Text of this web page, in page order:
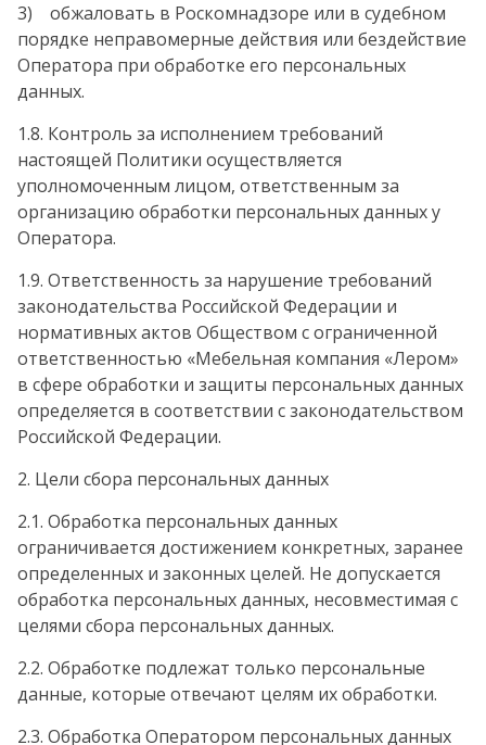
3) обжаловать в Роскомнадзоре или в судебном
порядке неправомерные действия или бездействие
Оператора при обработке его персональных
данных.
1.8. Контроль за исполнением требований
настоящей Политики осуществляется
уполномоченным лицом, ответственным за
организацию обработки персональных данных у
Оператора.
1.9. Ответственность за нарушение требований
законодательства Российской Федерации и
нормативных актов Обществом с ограниченной
ответственностью «Мебельная компания «Лером»
в сфере обработки и защиты персональных данных
определяется в соответствии с законодательством
Российской Федерации.
2. Цели сбора персональных данных
2.1. Обработка персональных данных
ограничивается достижением конкретных, заранее
определенных и законных целей. Не допускается
обработка персональных данных, несовместимая с
целями сбора персональных данных.
2.2. Обработке подлежат только персональные
данные, которые отвечают целям их обработки.
2.3. Обработка Оператором персональных данных